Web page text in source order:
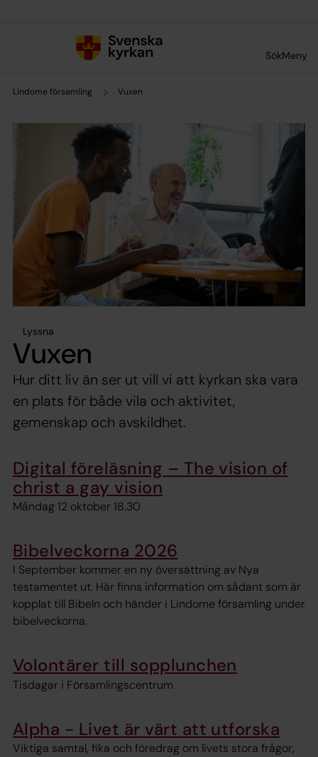
SökMeny
Lindome församling Vuxen
Lyssna
Vuxen
Hur ditt liv än ser ut vill vi att kyrkan ska vara
en plats för både vila och aktivitet,
gemenskap och avskildhet.
Digital föreläsning – The vision of
christ a gay vision
Måndag 12 oktober 18.30
Bibelveckorna 2026
I September kommer en ny översättning av Nya
testamentet ut. Här finns information om sådant som är
kopplat till Bibeln och händer i Lindome församling under
bibelveckorna.
Volontärer till sopplunchen
Tisdagar i Församlingscentrum
Alpha - Livet är värt att utforska
Viktiga samtal, fika och föredrag om livets stora frågor,